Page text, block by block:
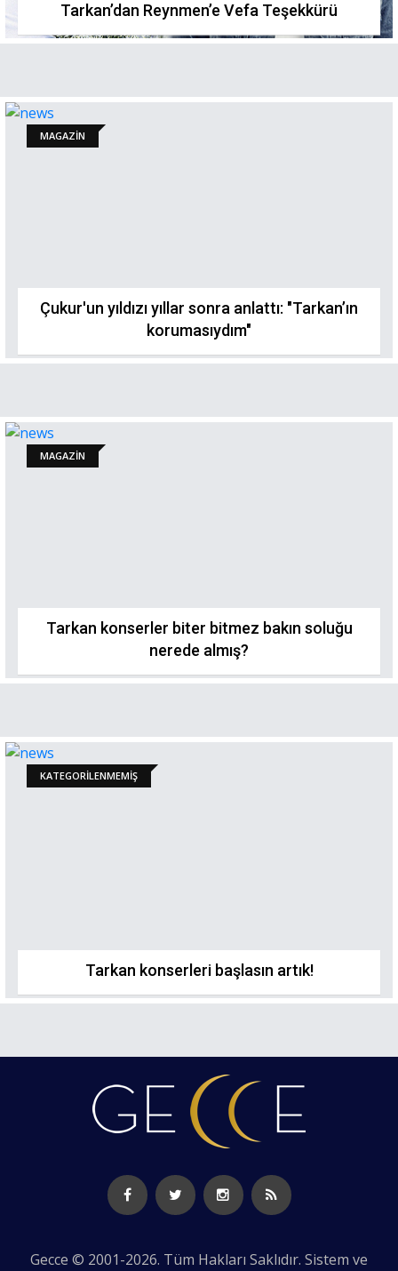
Tarkan’dan Reynmen’e Vefa Teşekkürü
MAGAZİN
Çukur'un yıldızı yıllar sonra anlattı: "Tarkan’ın
korumasıydım"
MAGAZİN
Tarkan konserler biter bitmez bakın soluğu
nerede almış?
KATEGORILENMEMIŞ
Tarkan konserleri başlasın artık!
Gecce © 2001-2026. Tüm Hakları Saklıdır. Sistem ve